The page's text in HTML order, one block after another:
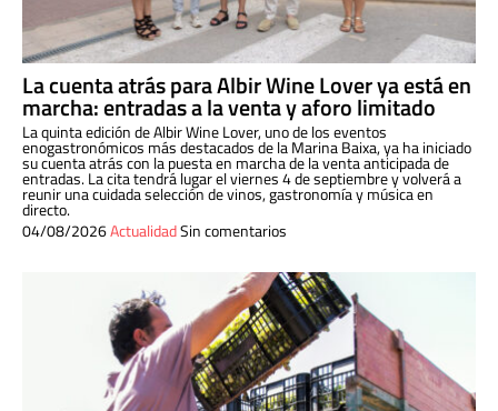
La cuenta atrás para Albir Wine Lover ya está en
marcha: entradas a la venta y aforo limitado
La quinta edición de Albir Wine Lover, uno de los eventos
enogastronómicos más destacados de la Marina Baixa, ya ha iniciado
su cuenta atrás con la puesta en marcha de la venta anticipada de
entradas. La cita tendrá lugar el viernes 4 de septiembre y volverá a
reunir una cuidada selección de vinos, gastronomía y música en
directo.
04/08/2026ActualidadSin comentarios